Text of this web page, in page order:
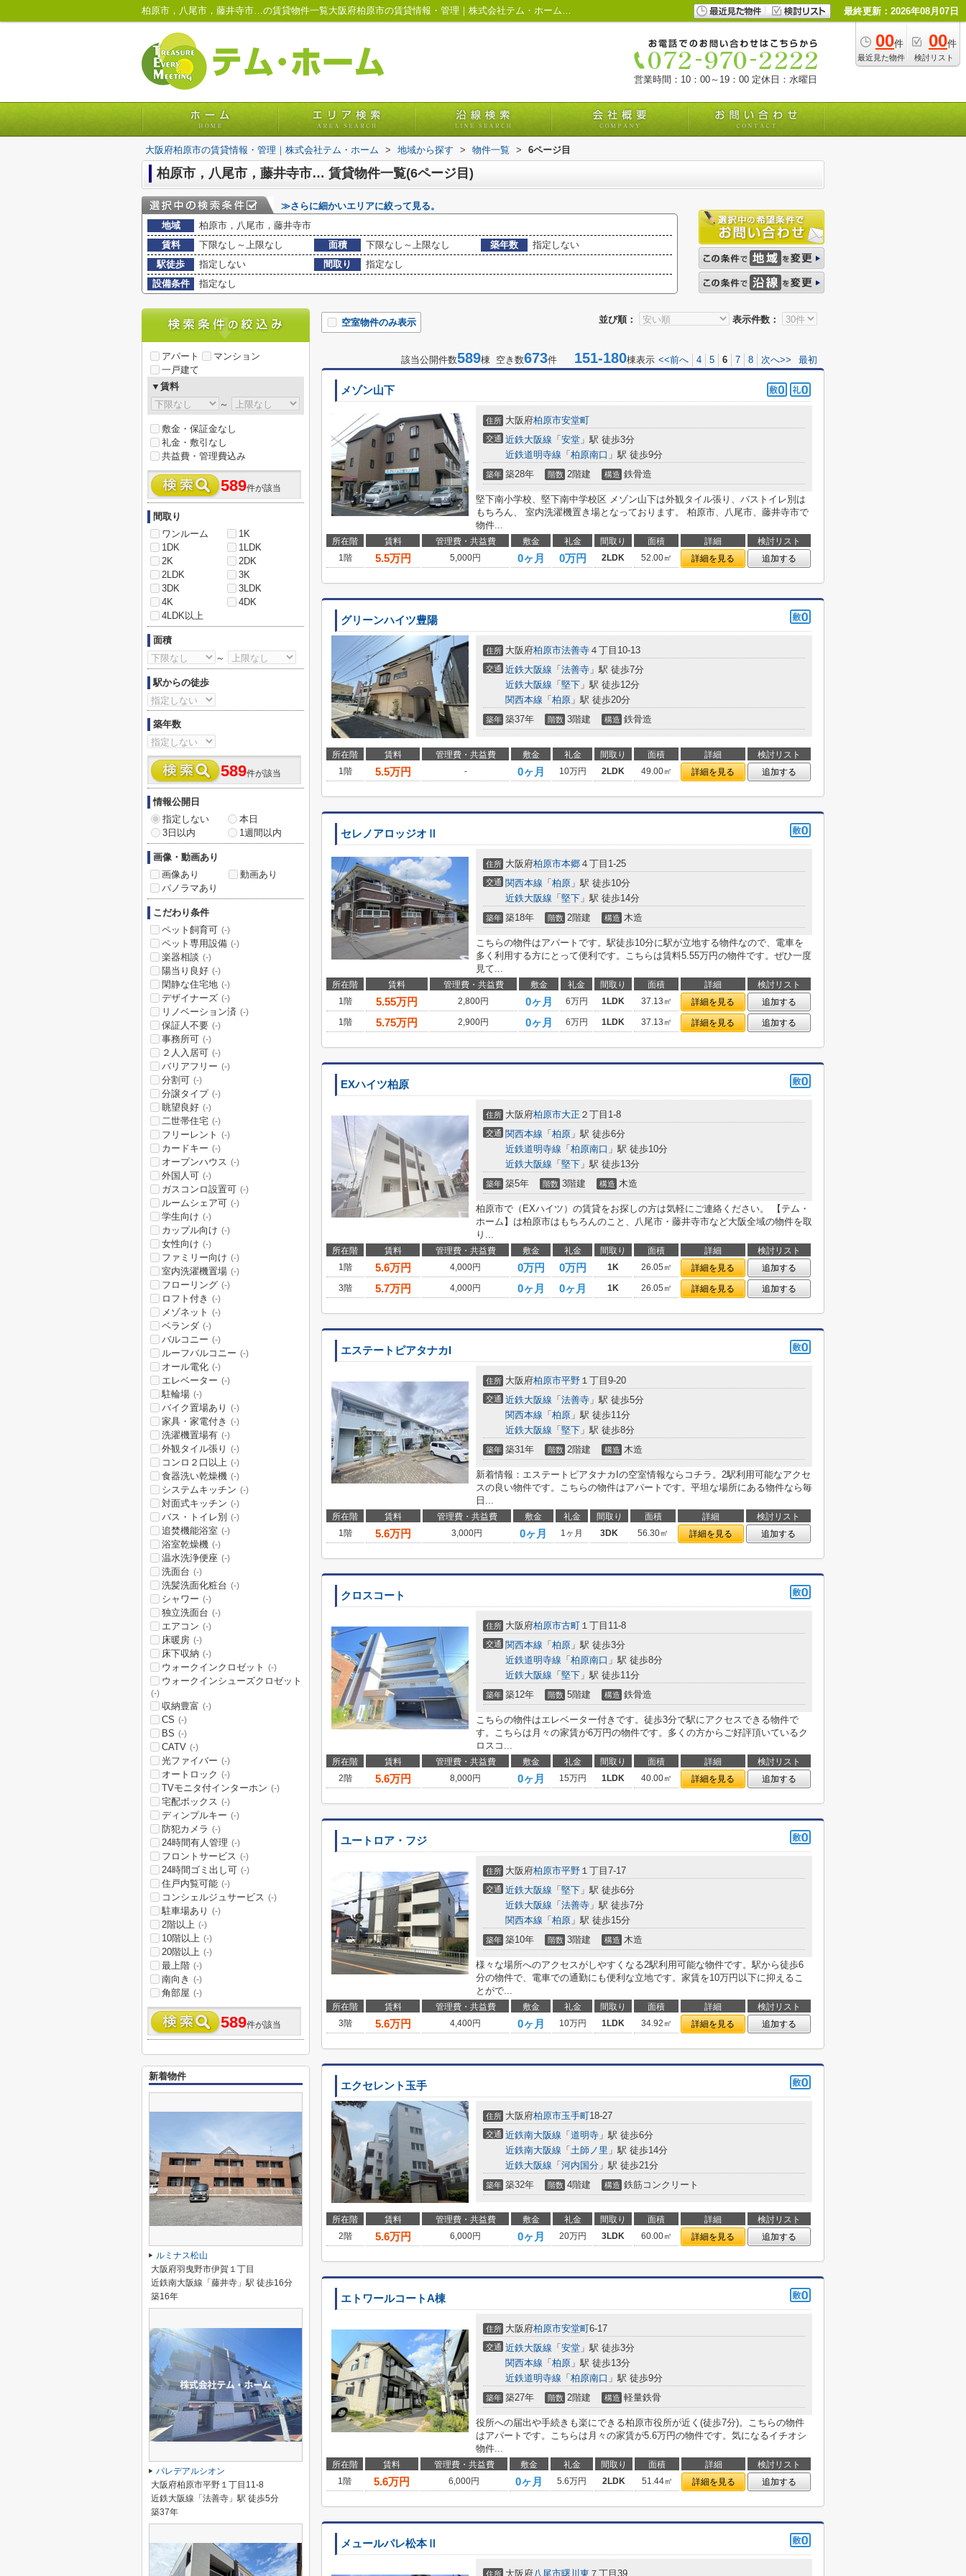
柏原市，八尾市，藤井寺市…の賃貸物件一覧大阪府柏原市の賃貸情報・管理｜株式会社テム・ホーム(6ページ目) 最終更新：2026年08月07日
00件
最近見た物件
00件
検討リスト
営業時間：10：00～19：00 定休日：水曜日
大阪府柏原市の賃貸情報・管理｜株式会社テム・ホーム > 地域から探す > 物件一覧 > 6ページ目
柏原市，八尾市，藤井寺市… 賃貸物件一覧(6ページ目)
≫さらに細かいエリアに絞って見る。
地域
柏原市，八尾市，藤井寺市
賃料
下限なし～上限なし 面積 下限なし～上限なし 築年数
指定しない
駅徒歩
指定しない 間取り
指定なし
設備条件
指定なし
並び順： 表示件数：
空室物件のみ表示
該当公開件数589棟 空き数673件 151-180棟表示 <<前へ 4 5 6 7 8 次へ>> 最初
メゾン山下
住所 大阪府柏原市安堂町
交通 近鉄大阪線 「 安堂 」駅 徒歩3分
近鉄道明寺線 「 柏原南口 」駅 徒歩9分
築年 築28年 階数 2階建 構造 鉄骨造
堅下南小学校、堅下南中学校区 メゾン山下は外観タイル張り、バストイレ別は
もちろん、 室内洗濯機置き場となっております。 柏原市、八尾市、藤井寺市で
物件...
所在階 賃料 管理費・共益費 敷金 礼金 間取り 面積 詳細
検討リスト
1階
5.5万円 5,000円 0ヶ月 0万円 2LDK 52.00㎡ 詳細を見る 追加する
グリーンハイツ豊陽
住所 大阪府柏原市法善寺 ４丁目10-13
交通 近鉄大阪線 「 法善寺 」駅 徒歩7分
近鉄大阪線 「 堅下 」駅 徒歩12分
関西本線 「 柏原 」駅 徒歩20分
築年 築37年 階数 3階建 構造 鉄骨造
所在階 賃料 管理費・共益費 敷金 礼金 間取り 面積 詳細
検討リスト
1階
5.5万円 - 0ヶ月 10万円 2LDK 49.00㎡ 詳細を見る 追加する
セレノアロッジオⅡ
住所 大阪府柏原市本郷 ４丁目1-25
交通 関西本線 「 柏原 」駅 徒歩10分
近鉄大阪線 「 堅下 」駅 徒歩14分
築年 築18年 階数 2階建 構造 木造
こちらの物件はアパートです。駅徒歩10分に駅が立地する物件なので、電車を
多く利用する方にとって便利です。こちらは賃料5.55万円の物件です。ぜひ一度
見て...
所在階 賃料 管理費・共益費 敷金 礼金 間取り 面積 詳細
検討リスト
1階
5.55万円 2,800円 0ヶ月 6万円 1LDK 37.13㎡ 詳細を見る
追加する
1階
5.75万円 2,900円 0ヶ月 6万円 1LDK 37.13㎡ 詳細を見る 追加する
EXハイツ柏原
住所 大阪府柏原市大正 ２丁目1-8
交通 関西本線 「 柏原 」駅 徒歩6分
近鉄道明寺線 「 柏原南口 」駅 徒歩10分
近鉄大阪線 「 堅下 」駅 徒歩13分
築年 築5年 階数 3階建 構造 木造
柏原市で（EXハイツ）の賃貸をお探しの方は気軽にご連絡ください。 【テム・
ホーム】は柏原市はもちろんのこと、八尾市・藤井寺市など大阪全域の物件を取
り...
所在階 賃料 管理費・共益費 敷金 礼金 間取り 面積 詳細
検討リスト
1階
5.6万円 4,000円 0万円 0万円 1K 26.05㎡ 詳細を見る
追加する
3階
5.7万円 4,000円 0ヶ月 0ヶ月 1K 26.05㎡ 詳細を見る 追加する
エステートピアタナカI
住所 大阪府柏原市平野 １丁目9-20
交通 近鉄大阪線 「 法善寺 」駅 徒歩5分
関西本線 「 柏原 」駅 徒歩11分
近鉄大阪線 「 堅下 」駅 徒歩8分
築年 築31年 階数 2階建 構造 木造
新着情報：エステートピアタナカIの空室情報ならコチラ。2駅利用可能なアクセ
スの良い物件です。こちらの物件はアパートです。平坦な場所にある物件なら毎
日...
所在階 賃料 管理費・共益費 敷金 礼金 間取り 面積 詳細
検討リスト
1階
5.6万円 3,000円 0ヶ月 1ヶ月 3DK 56.30㎡ 詳細を見る 追加する
クロスコート
住所 大阪府柏原市古町 １丁目11-8
交通 関西本線 「 柏原 」駅 徒歩3分
近鉄道明寺線 「 柏原南口 」駅 徒歩8分
近鉄大阪線 「 堅下 」駅 徒歩11分
築年 築12年 階数 5階建 構造 鉄骨造
こちらの物件はエレベーター付きです。徒歩3分で駅にアクセスできる物件で
す。こちらは月々の家賃が6万円の物件です。多くの方からご好評頂いているク
ロスコ...
所在階 賃料 管理費・共益費 敷金 礼金 間取り 面積 詳細
検討リスト
2階
5.6万円 8,000円 0ヶ月 15万円 1LDK 40.00㎡ 詳細を見る 追加する
ユートロア・フジ
住所 大阪府柏原市平野 １丁目7-17
交通 近鉄大阪線 「 堅下 」駅 徒歩6分
近鉄大阪線 「 法善寺 」駅 徒歩7分
関西本線 「 柏原 」駅 徒歩15分
築年 築10年 階数 3階建 構造 木造
様々な場所へのアクセスがしやすくなる2駅利用可能な物件です。駅から徒歩6
分の物件で、電車での通勤にも便利な立地です。家賃を10万円以下に抑えるこ
とがで...
所在階 賃料 管理費・共益費 敷金 礼金 間取り 面積 詳細
検討リスト
3階
5.6万円 4,400円 0ヶ月 10万円 1LDK 34.92㎡ 詳細を見る 追加する
エクセレント玉手
住所 大阪府柏原市玉手町18-27
交通 近鉄南大阪線 「 道明寺 」駅 徒歩6分
近鉄南大阪線 「 土師ノ里 」駅 徒歩14分
近鉄大阪線 「 河内国分 」駅 徒歩21分
築年 築32年 階数 4階建 構造 鉄筋コンクリート
所在階 賃料 管理費・共益費 敷金 礼金 間取り 面積 詳細
検討リスト
2階
5.6万円 6,000円 0ヶ月 20万円 3LDK 60.00㎡ 詳細を見る 追加する
エトワールコートA棟
住所 大阪府柏原市安堂町6-17
交通 近鉄大阪線 「 安堂 」駅 徒歩3分
関西本線 「 柏原 」駅 徒歩13分
近鉄道明寺線 「 柏原南口 」駅 徒歩9分
築年 築27年 階数 2階建 構造 軽量鉄骨
役所への届出や手続きも楽にできる柏原市役所が近く(徒歩7分)。こちらの物件
はアパートです。こちらは月々の家賃が5.6万円の物件です。気になるイチオシ
物件...
所在階 賃料 管理費・共益費 敷金 礼金 間取り 面積 詳細
検討リスト
1階
5.6万円 6,000円 0ヶ月 5.6万円 2LDK 51.44㎡ 詳細を見る 追加する
メュールパレ松本Ⅱ
住所 大阪府八尾市曙川東 ７丁目39
アパート
マンション
一戸建て
▼賃料
～
敷金・保証金なし
礼金・敷引なし
共益費・管理費込み
589件が該当
間取り
ワンルーム
1K
1DK
1LDK
2K
2DK
2LDK
3K
3DK
3LDK
4K
4DK
4LDK以上
面積
～
駅からの徒歩
築年数
589件が該当
情報公開日
指定しない
本日
3日以内
1週間以内
画像・動画あり
画像あり
動画あり
パノラマあり
こだわり条件
ペット飼育可 (-)
ペット専用設備 (-)
楽器相談 (-)
陽当り良好 (-)
閑静な住宅地 (-)
デザイナーズ (-)
リノベーション済 (-)
保証人不要 (-)
事務所可 (-)
２人入居可 (-)
バリアフリー (-)
分割可 (-)
分譲タイプ (-)
眺望良好 (-)
二世帯住宅 (-)
フリーレント (-)
カードキー (-)
オープンハウス (-)
外国人可 (-)
ガスコンロ設置可 (-)
ルームシェア可 (-)
学生向け (-)
カップル向け (-)
女性向け (-)
ファミリー向け (-)
室内洗濯機置場 (-)
フローリング (-)
ロフト付き (-)
メゾネット (-)
ベランダ (-)
バルコニー (-)
ルーフバルコニー (-)
オール電化 (-)
エレベーター (-)
駐輪場 (-)
バイク置場あり (-)
家具・家電付き (-)
洗濯機置場有 (-)
外観タイル張り (-)
コンロ２口以上 (-)
食器洗い乾燥機 (-)
システムキッチン (-)
対面式キッチン (-)
バス・トイレ別 (-)
追焚機能浴室 (-)
浴室乾燥機 (-)
温水洗浄便座 (-)
洗面台 (-)
洗髪洗面化粧台 (-)
シャワー (-)
独立洗面台 (-)
エアコン (-)
床暖房 (-)
床下収納 (-)
ウォークインクロゼット (-)
ウォークインシューズクロゼット
(-)
収納豊富 (-)
CS (-)
BS (-)
CATV (-)
光ファイバー (-)
オートロック (-)
TVモニタ付インターホン (-)
宅配ボックス (-)
ディンプルキー (-)
防犯カメラ (-)
24時間有人管理 (-)
フロントサービス (-)
24時間ゴミ出し可 (-)
住戸内覧可能 (-)
コンシェルジュサービス (-)
駐車場あり (-)
2階以上 (-)
10階以上 (-)
20階以上 (-)
最上階 (-)
南向き (-)
角部屋 (-)
589件が該当
新着物件
ルミナス松山
大阪府羽曳野市伊賀１丁目
近鉄南大阪線「藤井寺」駅 徒歩16分
築16年
パレデアルシオン
大阪府柏原市平野１丁目11-8
近鉄大阪線「法善寺」駅 徒歩5分
築37年